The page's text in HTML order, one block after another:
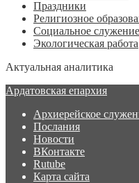
Праздники
Религиозное
Социальное служение
Экологическая работа
Актуальная аналитика
Ардатовская епархия
Архиерейское
Послания
Новости
ВКонтакте
Rutube
Карта сайта